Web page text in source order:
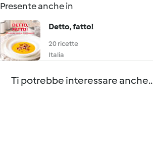
Presente anche in
Detto, fatto!
20 ricette
Italia
Ti potrebbe interessare